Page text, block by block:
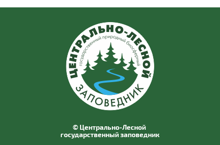
© Центрально-Лесной
государственный заповедник